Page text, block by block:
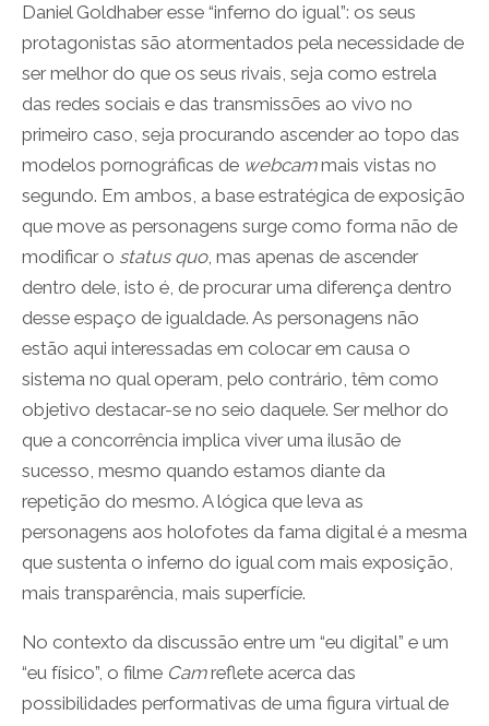
Daniel Goldhaber esse “inferno do igual”: os seus
protagonistas são atormentados pela necessidade de
ser melhor do que os seus rivais, seja como estrela
das redes sociais e das transmissões ao vivo no
primeiro caso, seja procurando ascender ao topo das
modelos pornográficas de webcammais vistas no
segundo. Em ambos, a base estratégica de exposição
que move as personagens surge como forma não de
modificar o status quo, mas apenas de ascender
dentro dele, isto é, de procurar uma diferença dentro
desse espaço de igualdade. As personagens não
estão aqui interessadas em colocar em causa o
sistema no qual operam, pelo contrário, têm como
objetivo destacar-se no seio daquele. Ser melhor do
que a concorrência implica viver uma ilusão de
sucesso, mesmo quando estamos diante da
repetição do mesmo. A lógica que leva as
personagens aos holofotes da fama digital é a mesma
que sustenta o inferno do igual com mais exposição,
mais transparência, mais superfície.
No contexto da discussão entre um “eu digital” e um
“eu físico”, o filme Camreflete acerca das
possibilidades performativas de uma figura virtual de